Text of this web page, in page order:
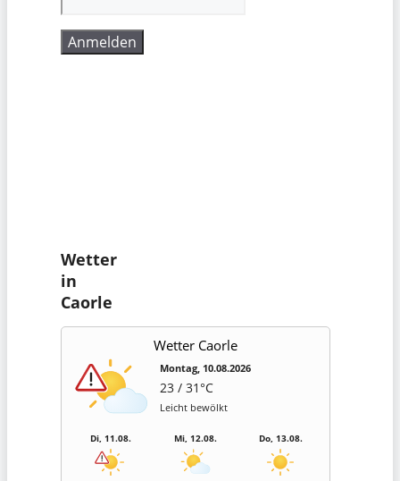
Wetter
in
Caorle
Wetter Caorle
Montag, 10.08.2026
23 / 31°C
Leicht bewölkt
Di, 11.08. Mi, 12.08. Do, 13.08.